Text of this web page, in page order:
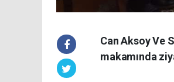
Can Aksoy Ve
makamında